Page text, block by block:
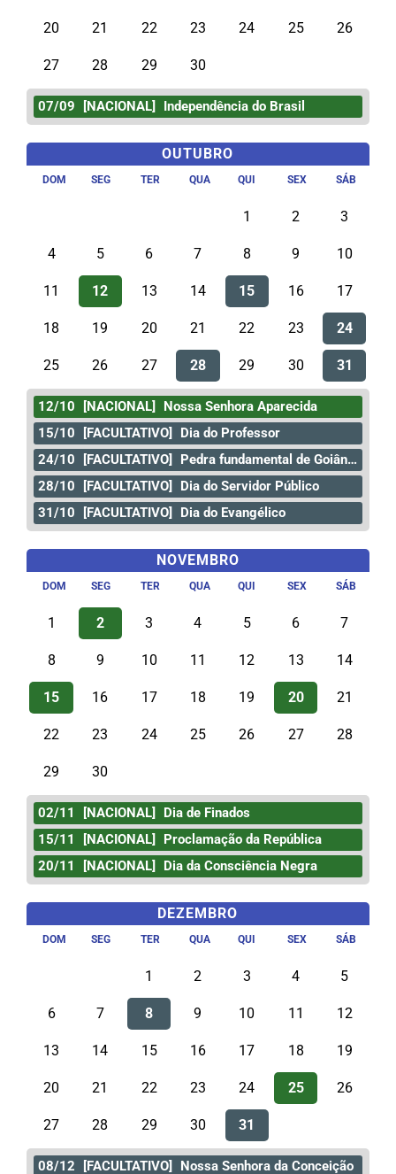
20 21 22 23 24 25 26
27 28 29 30
07/09 [NACIONAL] Independência do Brasil
OUTUBRO
DOM SEG TER QUA QUI SEX SÁB
1 2 3
4 5 6 7 8 9 10
11 12 13 14 15 16 17
18 19 20 21 22 23 24
25 26 27 28 29 30 31
12/10 [NACIONAL]
Nossa Senhora Aparecida
15/10
[FACULTATIVO]
Dia do Professor
24/10
[FACULTATIVO]
Pedra fundamental de Goiânia
28/10
[FACULTATIVO]
Dia do Servidor Público
31/10
[FACULTATIVO] Dia do Evangélico
NOVEMBRO
DOM SEG TER QUA QUI SEX SÁB
1 2 3 4 5 6 7
8 9 10 11 12 13 14
15 16 17 18 19 20 21
22 23 24 25 26 27 28
29 30
02/11 [NACIONAL]
Dia de Finados
15/11
[NACIONAL]
Proclamação da República
20/11
[NACIONAL] Dia da Consciência Negra
DEZEMBRO
DOM SEG TER QUA QUI SEX SÁB
1 2 3 4 5
6 7 8 9 10 11 12
13 14 15 16 17 18 19
20 21 22 23 24 25 26
27 28 29 30 31
08/12 [FACULTATIVO] Nossa Senhora da Conceição